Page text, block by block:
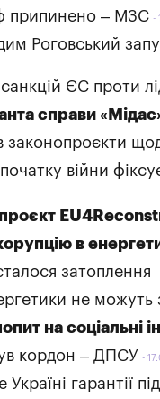
припинено – МЗС
Роговський
ЄС проти
справи
законопроєкти
війни
проєкт
в
затоплення
не
на
кордон – ДПСУ
Україні гарантії